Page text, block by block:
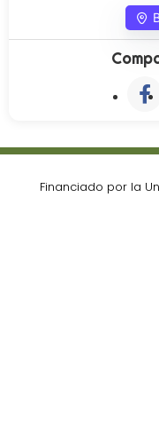
Financiado por la